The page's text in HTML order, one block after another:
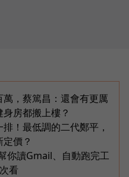
，蔡篤昌：還會有更厲
房都搬上樓？
！最低調的二代鄭平，
價？
你讀Gmail、自動跑完工
看